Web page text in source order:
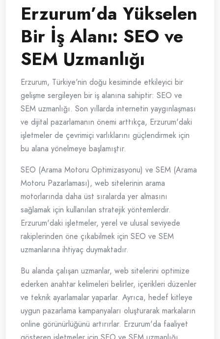
Erzurum’da Yükselen
Bir İş Alanı: SEO ve
SEM Uzmanlığı
Erzurum, Türkiye'nin doğu kesiminde etkileyici bir
gelişme sergileyen bir iş alanına sahiptir: SEO ve
SEM uzmanlığı. Son yıllarda internetin yaygınlaşması
ve dijital pazarlamanın önemi arttıkça, Erzurum'daki
işletmeler de çevrimiçi varlıklarını güçlendirmek için
bu alana yönelmeye başlamıştır.
SEO (Arama Motoru Optimizasyonu) ve SEM (Arama
Motoru Pazarlaması), web sitelerinin arama
motorlarında daha üst sıralarda yer almasını
sağlamak için kullanılan stratejik yöntemlerdir.
Erzurum'daki işletmeler, yerel ve ulusal seviyede
rakiplerinden öne çıkabilmek için SEO ve SEM
uzmanlarına ihtiyaç duymaktadır.
Bu alanda çalışan uzmanlar, web sitelerini optimize
ederken anahtar kelimeleri belirler, içerikleri düzenler
ve teknik ayarlamalar yaparlar. Ayrıca, hedef kitleye
uygun pazarlama kampanyaları oluşturarak markaların
online görünürlüğünü artırırlar. Erzurum'da faaliyet